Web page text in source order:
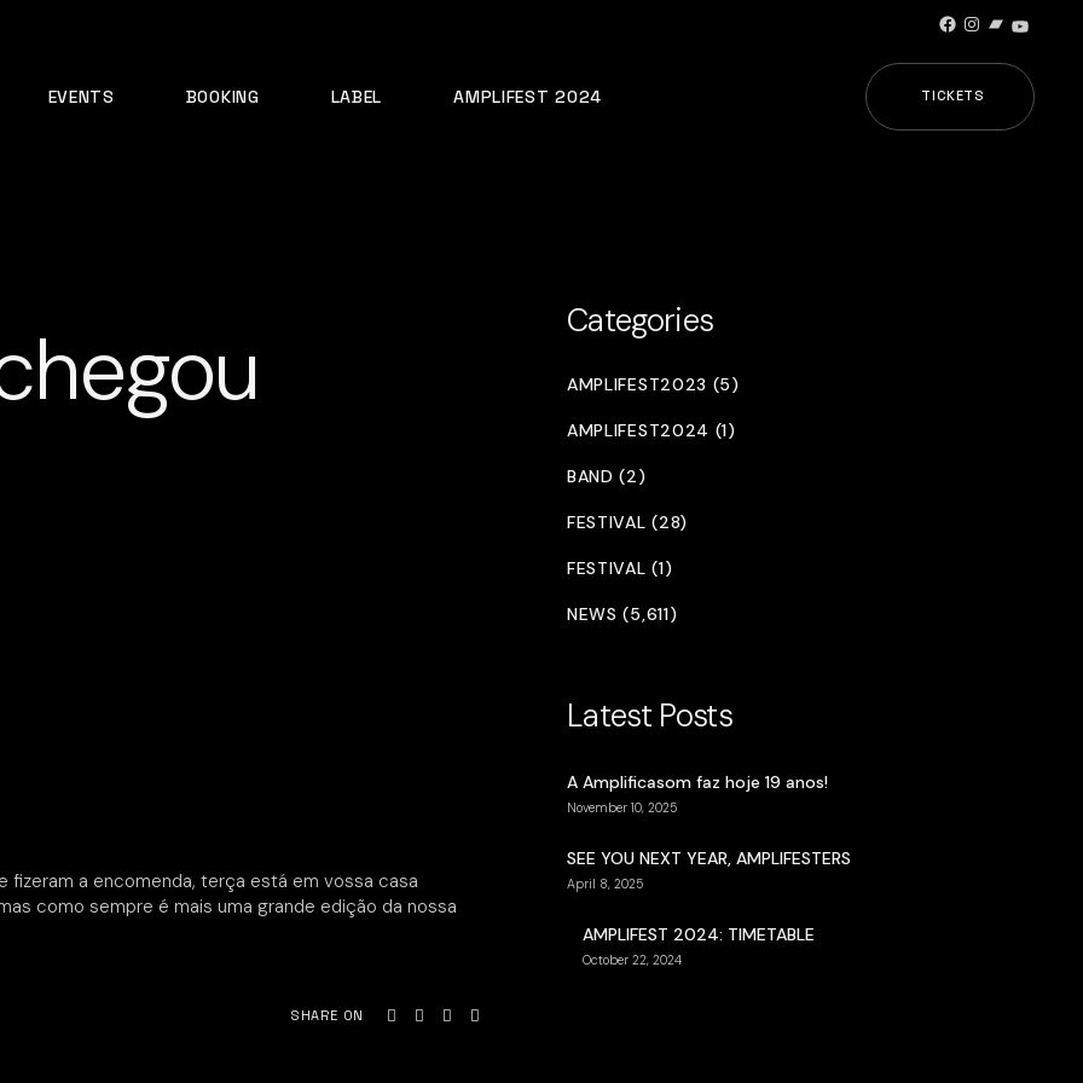
Facebook
Instagram
Bandcamp
EVENTS BOOKING LABEL AMPLIFEST 2024 TICKETS
fizeram a encomenda, terça está em vossa casa
como sempre é mais uma grande edição da nossa
SHARE ON
Categories
AMPLIFEST2023 (5)
AMPLIFEST2024 (1)
BAND (2)
FESTIVAL (28)
FESTIVAL (1)
NEWS (5,611)
Latest Posts
A Amplificasom faz hoje 19 anos!
November 10, 2025
SEE YOU NEXT YEAR, AMPLIFESTERS
April 8, 2025
AMPLIFEST 2024: TIMETABLE
October 22, 2024